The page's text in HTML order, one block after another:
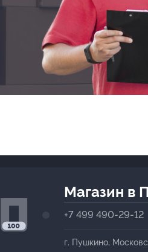
Магазин в
+7 499 490-29-12
г. Пушкино,